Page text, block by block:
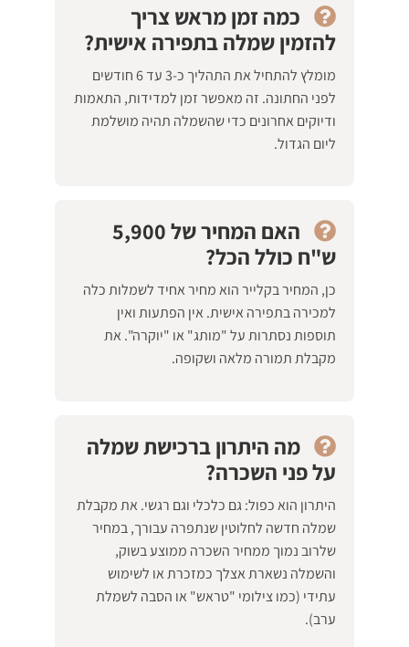
כמה זמן מראש צריך
להזמין שמלה בתפירה אישית?
מומלץ להתחיל את התהליך כ-3 עד 6 חודשים
לפני החתונה. זה מאפשר זמן למדידות, התאמות
ודיוקים אחרונים כדי שהשמלה תהיה מושלמת
ליום הגדול.
האם המחיר של 5,900
ש"ח כולל הכל?
כן, המחיר בקלייר הוא מחיר אחיד לשמלות כלה
למכירה בתפירה אישית. אין הפתעות ואין
תוספות נסתרות על "מותג" או "יוקרה". את
מקבלת תמורה מלאה ושקופה.
מה היתרון ברכישת שמלה
על פני השכרה?
היתרון הוא כפול: גם כלכלי וגם רגשי. את מקבלת
שמלה חדשה לחלוטין שנתפרה עבורך, במחיר
שלרוב נמוך ממחיר השכרה ממוצע בשוק,
והשמלה נשארת אצלך כמזכרת או לשימוש
עתידי (כמו צילומי "טראש" או הסבה לשמלת
ערב).